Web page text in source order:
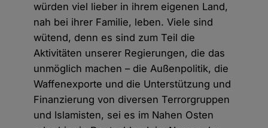
würden viel lieber in ihrem eigenen Land,
nah bei ihrer Familie, leben. Viele sind
wütend, denn es sind zum Teil die
Aktivitäten unserer Regierungen, die das
unmöglich machen – die Außenpolitik, die
Waffenexporte und die Unterstützung und
Finanzierung von diversen Terrorgruppen
und Islamisten, sei es im Nahen Osten